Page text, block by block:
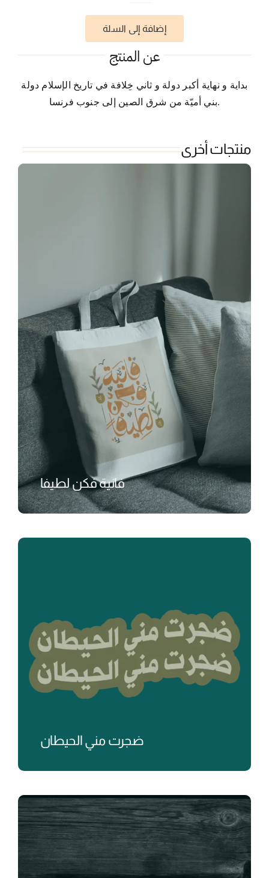
إطار
أموي
إضافة إلى السلة
عن المنتج
بداية و نهاية أكبر دولة و ثاني خِلافة في تاريخ الإسلام دولة
بني أميّة من شرق الصين إلى جنوب فرنسا.
منتجات أخرى
فانية فكن لطيفا
₺
ضجرت مني الحيطان
₺